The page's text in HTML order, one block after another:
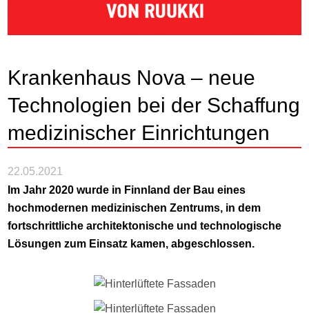
Krankenhaus Nova – neue
Technologien bei der Schaffung
medizinischer Einrichtungen
22.05.2021
Im Jahr 2020 wurde in Finnland der Bau eines
hochmodernen medizinischen Zentrums, in dem
fortschrittliche architektonische und technologische
Lösungen zum Einsatz kamen, abgeschlossen.